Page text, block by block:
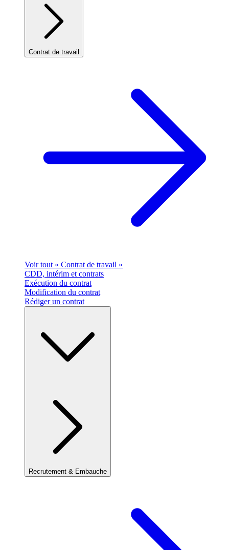
Contrat de travail
Voir tout « Contrat de travail »
CDD, intérim et contrats
Exécution du contrat
Modification du contrat
Rédiger un contrat
Recrutement & Embauche